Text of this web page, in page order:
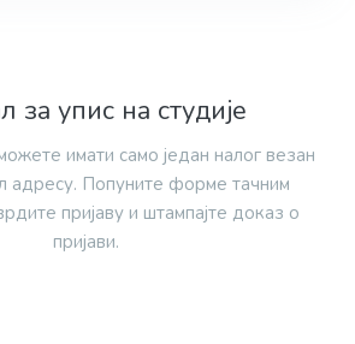
за упис на студије
имати само један налог везан
адресу. Попуните форме тачним
пријаву и штампајте доказ о
пријави.